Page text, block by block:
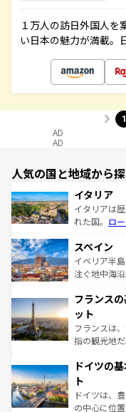
１万人の訪日外国人を
い日本の魅力が満載。
1
AD
AD
人気の国と地域から
イタリア
イタリアは
れた国。 ロ
ろん、トス
景など、自
ピザやパス
ませてくれ
なお、新着
しい。
スペイン
イベリア半
注ぐ地中海
文化が根付
れる闘牛、
る。首都マ
アートに溢
せる。地方
ンテンツ一覧
フランス
ット
フランスは
指の観光地
で、幅広い
聖堂、美し
から魅了す
れ、フラン
ドイツの
ト
ドイツは、
の中心に位